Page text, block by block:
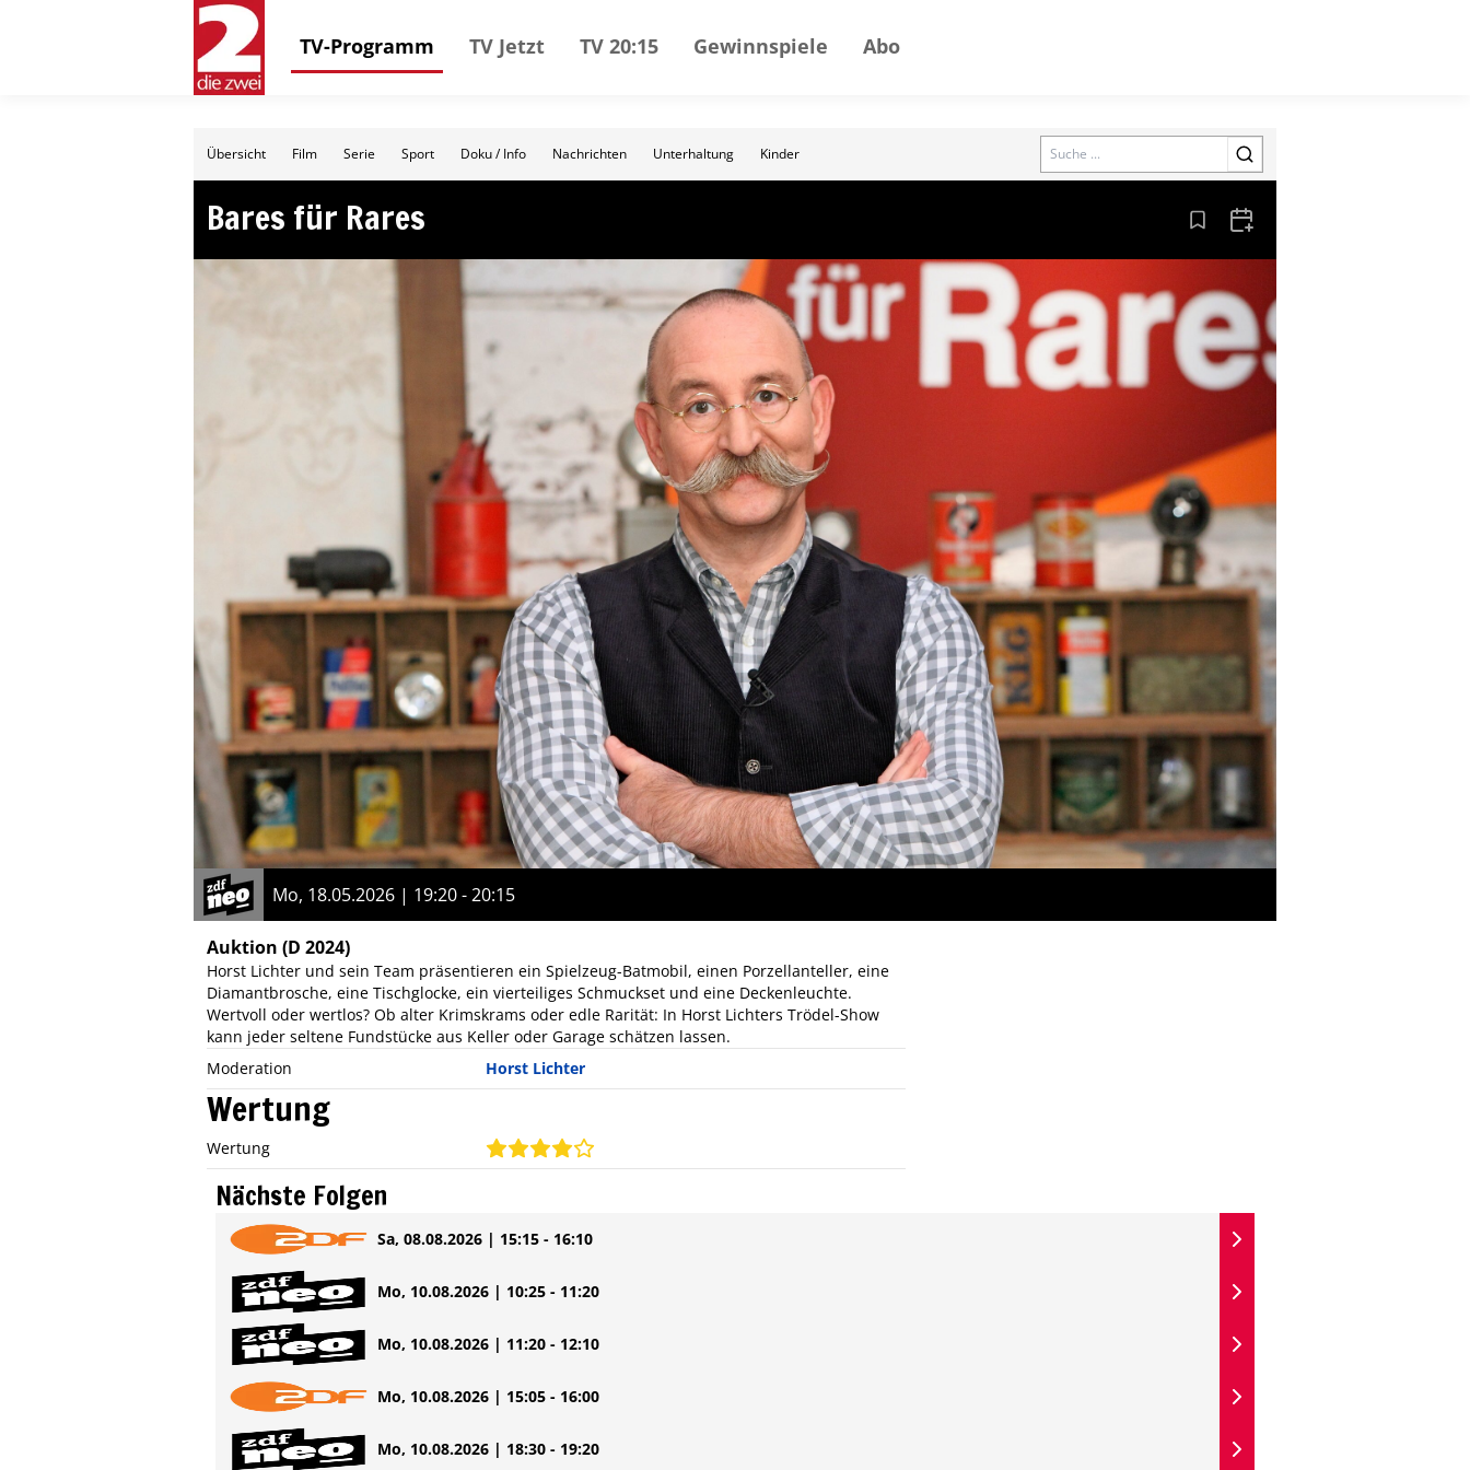
TV-Programm TV Jetzt TV 20:15 Gewinnspiele Abo
Übersicht Film Serie Sport Doku / Info Nachrichten Unterhaltung Kinder Search
Bares für Rares Aus den Lesezeichen entfernen
Zum Kalender hinzufügen
Mo, 18.05.2026 | 19:20 - 20:15
Auktion (D 2024)
Horst Lichter und sein Team präsentieren ein Spielzeug-Batmobil, einen Porzellanteller, eine
Diamantbrosche, eine Tischglocke, ein vierteiliges Schmuckset und eine Deckenleuchte.
Wertvoll oder wertlos? Ob alter Krimskrams oder edle Rarität: In Horst Lichters Trödel-Show
kann jeder seltene Fundstücke aus Keller oder Garage schätzen lassen.
Moderation
Horst Lichter
Wertung
Wertung
Nächste Folgen
Sa, 08.08.2026 | 15:15 - 16:10
Mo, 10.08.2026 | 10:25 - 11:20
Mo, 10.08.2026 | 11:20 - 12:10
Mo, 10.08.2026 | 15:05 - 16:00
Mo, 10.08.2026 | 18:30 - 19:20